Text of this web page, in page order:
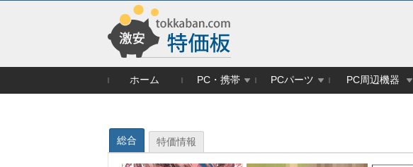
ホーム PC・携帯 PCパーツ PC周辺機器
総合 特価情報